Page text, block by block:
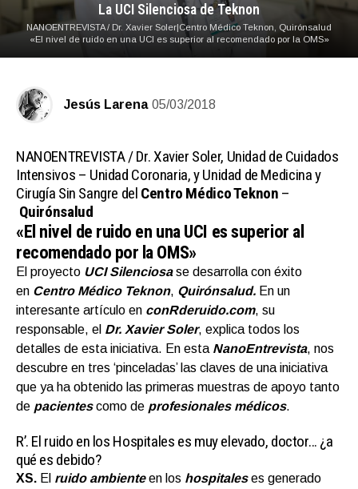
La UCI Silenciosa de Teknon
NANOENTREVISTA / Dr. Xavier Soler|Centro Médico Teknon, Quirónsalud
«El nivel de ruido en una UCI es superior al recomendado por la OMS»
Jesús Larena 05/03/2018
NANOENTREVISTA /Dr. Xavier Soler, Unidad de Cuidados
Intensivos – Unidad Coronaria, y Unidad de Medicina y
Cirugía Sin Sangre del Centro Médico Teknon –
Quirónsalud
«El nivel de ruido en una UCI es superior al
recomendado por la OMS»
El proyecto UCI Silenciosase desarrolla con éxito
en Centro Médico Teknon, Quirónsalud. En un
interesante artículo en conRderuido.com, su
responsable, el Dr. Xavier Soler, explica todos los
detalles de esta iniciativa. En esta NanoEntrevista, nos
descubre en tres ‘pinceladas’ las claves de una iniciativa
que ya ha obtenido las primeras muestras de apoyo tanto
de pacientescomo de profesionales médicos.
R’. El ruido en los Hospitales es muy elevado, doctor… ¿a
qué es debido?
XS. El ruido ambienteen los hospitaleses generado